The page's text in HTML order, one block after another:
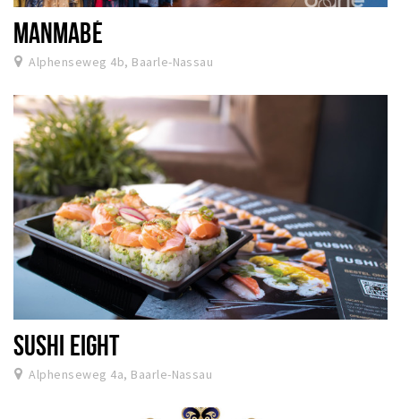
MANMABÉ
Alphenseweg 4b, Baarle-Nassau
SUSHI EIGHT
Alphenseweg 4a, Baarle-Nassau